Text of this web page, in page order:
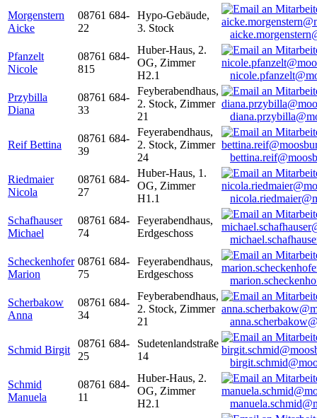
Morgenstern
Aicke
08761 684-
22
Hypo-Gebäude,
3. Stock
Pfanzelt
Nicole
08761 684-
815
Huber-Haus, 2.
OG, Zimmer
H2.1
Przybilla
Diana
08761 684-
33
Feyberabendhaus,
2. Stock, Zimmer
21
Reif Bettina
08761 684-
39
Feyerabendhaus,
2. Stock, Zimmer
24
Riedmaier
Nicola
08761 684-
27
Huber-Haus, 1.
OG, Zimmer
H1.1
Schafhauser
Michael
08761 684-
74
Feyerabendhaus,
Erdgeschoss
Scheckenhofer
Marion
08761 684-
75
Feyerabendhaus,
Erdgeschoss
Scherbakow
Anna
08761 684-
34
Feyberabendhaus,
2. Stock, Zimmer
21
Schmid Birgit
08761 684-
25
Sudetenlandstraße
14
Schmid
Manuela
08761 684-
11
Huber-Haus, 2.
OG, Zimmer
H2.1